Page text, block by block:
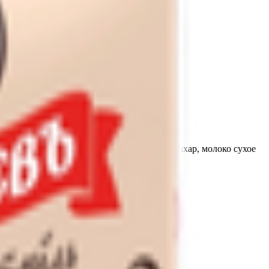
В - молоко нормализованное, вода, сахар, молоко сухое
использованием сухого молока.